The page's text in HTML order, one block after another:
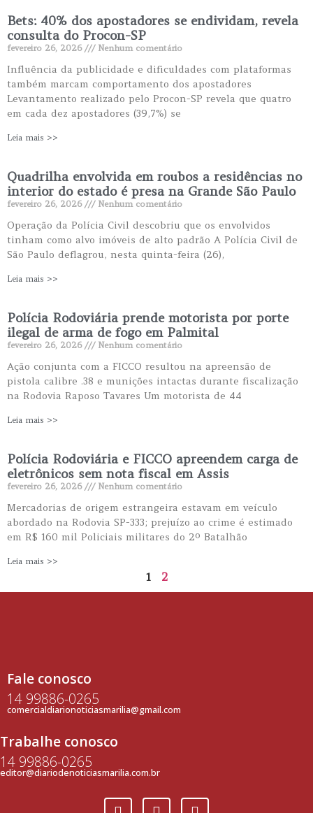
Bets: 40% dos apostadores se endividam, revela
consulta do Procon-SP
fevereiro 26, 2026 Nenhum comentário
Influência da publicidade e dificuldades com plataformas
também marcam comportamento dos apostadores
Levantamento realizado pelo Procon-SP revela que quatro
em cada dez apostadores (39,7%) se
Leia mais >>
Quadrilha envolvida em roubos a residências no
interior do estado é presa na Grande São Paulo
fevereiro 26, 2026 Nenhum comentário
Operação da Polícia Civil descobriu que os envolvidos
tinham como alvo imóveis de alto padrão A Polícia Civil de
São Paulo deflagrou, nesta quinta-feira (26),
Leia mais >>
Polícia Rodoviária prende motorista por porte
ilegal de arma de fogo em Palmital
fevereiro 26, 2026 Nenhum comentário
Ação conjunta com a FICCO resultou na apreensão de
pistola calibre .38 e munições intactas durante fiscalização
na Rodovia Raposo Tavares Um motorista de 44
Leia mais >>
Polícia Rodoviária e FICCO apreendem carga de
eletrônicos sem nota fiscal em Assis
fevereiro 26, 2026 Nenhum comentário
Mercadorias de origem estrangeira estavam em veículo
abordado na Rodovia SP-333; prejuízo ao crime é estimado
em R$ 160 mil Policiais militares do 2º Batalhão
Leia mais >>
1 2
Fale conosco
14 99886-0265
comercialdiarionoticiasmarilia@gmail.com
Trabalhe conosco
14 99886-0265
editor@diariodenoticiasmarilia.com.br